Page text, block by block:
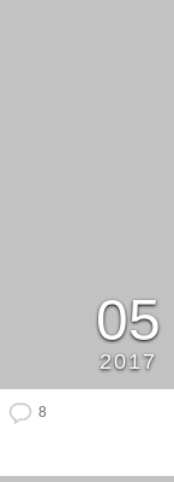
05
2017
8